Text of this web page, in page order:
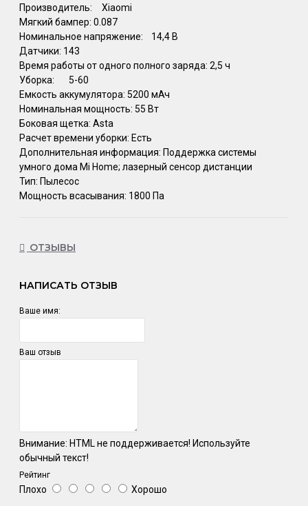
Производитель:
Xiaomi
Мягкий бампер: 0.087
Номинальное напряжение:
14,4 В
Датчики: 143
Время работы от одного полного заряда: 2,5 ч
Уборка:
5-60
Емкость аккумулятора: 5200 мАч
Номинальная мощность: 55 Вт
Боковая щетка: Asta
Расчет времени уборки: Есть
Дополнительная информация: Поддержка системы
умного дома Mi Home; лазерный сенсор дистанции
Тип: Пылесос
Мощность всасывания: 1800 Па
ОТЗЫВЫ
НАПИСАТЬ ОТЗЫВ
Ваше имя:
Ваш отзыв
Внимание: HTML не поддерживается! Используйте
обычный текст!
Рейтинг
Плохо Хорошо